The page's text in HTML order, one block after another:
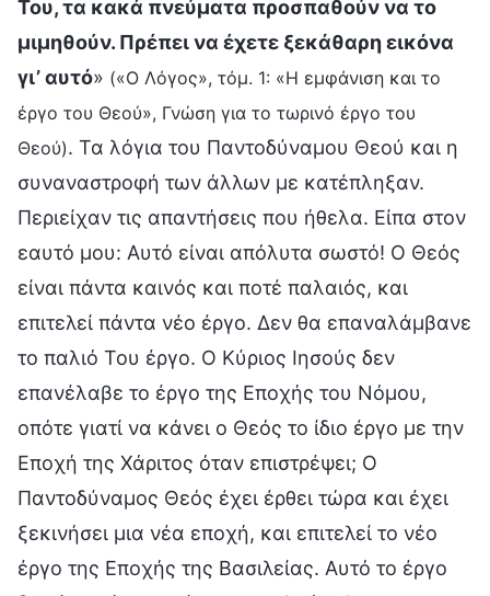
Του, τα κακά πνεύματα προσπαθούν να το
μιμηθούν. Πρέπει να έχετε ξεκάθαρη εικόνα
γι’ αυτό» («Ο Λόγος», τόμ. 1: «Η εμφάνιση και το
έργο του Θεού», Γνώση για το τωρινό έργο του
Θεού). Τα λόγια του Παντοδύναμου Θεού και η
συναναστροφή των άλλων με κατέπληξαν.
Περιείχαν τις απαντήσεις που ήθελα. Είπα στον
εαυτό μου: Αυτό είναι απόλυτα σωστό! Ο Θεός
είναι πάντα καινός και ποτέ παλαιός, και
επιτελεί πάντα νέο έργο. Δεν θα επαναλάμβανε
το παλιό Του έργο. Ο Κύριος Ιησούς δεν
επανέλαβε το έργο της Εποχής του Νόμου,
οπότε γιατί να κάνει ο Θεός το ίδιο έργο με την
Εποχή της Χάριτος όταν επιστρέψει; Ο
Παντοδύναμος Θεός έχει έρθει τώρα και έχει
ξεκινήσει μια νέα εποχή, και επιτελεί το νέο
έργο της Εποχής της Βασιλείας. Αυτό το έργο